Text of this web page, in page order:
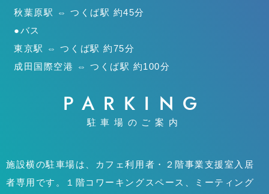
秋葉原駅 ⇔ つくば駅 約45分
●バス
東京駅 ⇔ つくば駅 約75分
成田国際空港 ⇔ つくば駅 約100分
PARKING
駐車場のご案内
施設横の駐車場は、カフェ利用者・２階事業支援室入居
者専用です。１階コワーキングスペース、ミーティング